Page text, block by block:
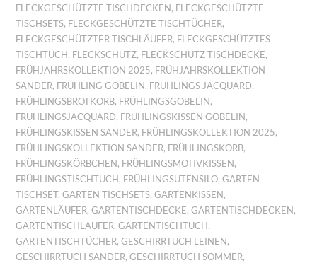
FLECKGESCHÜTZTE TISCHDECKEN, FLECKGESCHÜTZTE
TISCHSETS, FLECKGESCHÜTZTE TISCHTÜCHER,
FLECKGESCHÜTZTER TISCHLÄUFER, FLECKGESCHÜTZTES
TISCHTUCH, FLECKSCHUTZ, FLECKSCHUTZ TISCHDECKE,
FRÜHJAHRSKOLLEKTION 2025, FRÜHJAHRSKOLLEKTION
SANDER, FRÜHLING GOBELIN, FRÜHLINGS JACQUARD,
FRÜHLINGSBROTKORB, FRÜHLINGSGOBELIN,
FRÜHLINGSJACQUARD, FRÜHLINGSKISSEN GOBELIN,
FRÜHLINGSKISSEN SANDER, FRÜHLINGSKOLLEKTION 2025,
FRÜHLINGSKOLLEKTION SANDER, FRÜHLINGSKORB,
FRÜHLINGSKÖRBCHEN, FRÜHLINGSMOTIVKISSEN,
FRÜHLINGSTISCHTUCH, FRÜHLINGSUTENSILO,GARTEN
TISCHSET,GARTEN TISCHSETS,GARTENKISSEN,
GARTENLÄUFER,GARTENTISCHDECKE,GARTENTISCHDECKEN,
GARTENTISCHLÄUFER,GARTENTISCHTUCH,
GARTENTISCHTÜCHER,GESCHIRRTUCH LEINEN,
GESCHIRRTUCH SANDER,GESCHIRRTUCH SOMMER,